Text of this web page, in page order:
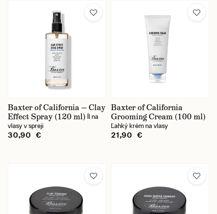
Baxter of California — Clay
Effect Spray (120 ml)
Íl na
vlasy v spreji
30,90 €
Baxter of California
Grooming Cream (100 ml)
Ľahký krém na vlasy
21,90 €